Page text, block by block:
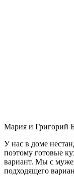
Мария и Григорий
У нас в доме
поэтому готовые
вариант. Мы с
подходящего